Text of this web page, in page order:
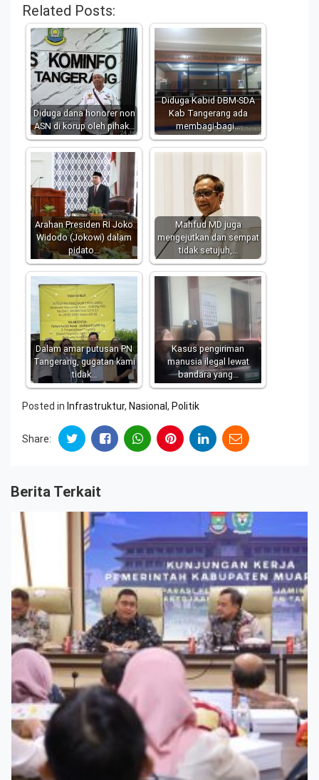
Related Posts:
Diduga dana honorer non
ASN di korup oleh pihak…
Diduga Kabid DBM-SDA
Kab Tangerang ada
membagi-bagi…
Arahan Presiden RI Joko
Widodo (Jokowi) dalam
pidato…
Mahfud MD juga
mengejutkan dan sempat
tidak setujuh,…
Dalam amar putusan PN
Tangerang, gugatan kami
tidak…
Kasus pengiriman
manusia ilegal lewat
bandara yang…
Posted in Infrastruktur, Nasional, Politik
Share:
Berita Terkait